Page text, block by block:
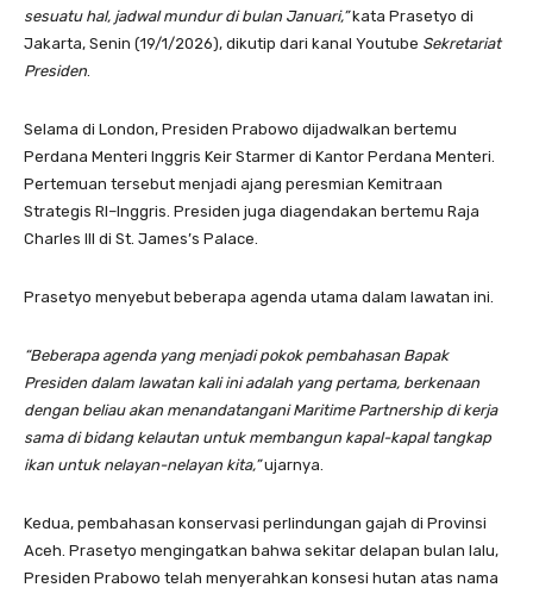
sesuatu hal, jadwal mundur di bulan Januari,”kata Prasetyo di
Jakarta, Senin (19/1/2026), dikutip dari kanal Youtube Sekretariat
Presiden.
Selama di London, Presiden Prabowo dijadwalkan bertemu
Perdana Menteri Inggris Keir Starmer di Kantor Perdana Menteri.
Pertemuan tersebut menjadi ajang peresmian Kemitraan
Strategis RI–Inggris. Presiden juga diagendakan bertemu Raja
Charles III di St. James’s Palace.
Prasetyo menyebut beberapa agenda utama dalam lawatan ini.
“Beberapa agenda yang menjadi pokok pembahasan Bapak
Presiden dalam lawatan kali ini adalah yang pertama, berkenaan
dengan beliau akan menandatangani Maritime Partnership di kerja
sama di bidang kelautan untuk membangun kapal-kapal tangkap
ikan untuk nelayan-nelayan kita,”ujarnya.
Kedua, pembahasan konservasi perlindungan gajah di Provinsi
Aceh. Prasetyo mengingatkan bahwa sekitar delapan bulan lalu,
Presiden Prabowo telah menyerahkan konsesi hutan atas nama